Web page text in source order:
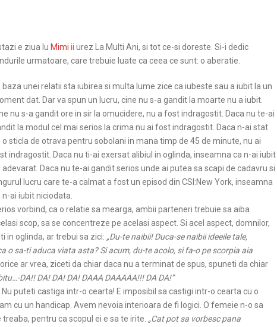
e ziua lu Mimi ii urez La Multi Ani, si tot ce-si doreste. Si-i dedic
urmatoare, care trebuie luate ca ceea ce sunt: o aberatie.
baza unei relatii sta iubirea si multa lume zice ca iubeste sau a iubit la un
dat. Dar va spun un lucru, cine nu s-a gandit la moarte nu a iubit.
nu s-a gandit ore in sir la omucidere, nu a fost indragostit. Daca nu te-ai
la modul cel mai serios la crima nu ai fost indragostit. Daca n-ai stat
o sticla de otrava pentru sobolani in mana timp de 45 de minute, nu ai
indragostit. Daca nu ti-ai exersat alibiul in oglinda, inseamna ca n-ai iubit
adevarat. Daca nu te-ai gandit serios unde ai putea sa scapi de cadavru si
lucru care te-a calmat a fost un episod din CSI:New York, inseamna
n-ai iubit niciodata.
vorbind, ca o relatie sa mearga, ambii parteneri trebuie sa aiba
scop, sa se concentreze pe acelasi aspect. Si acel aspect, domnilor,
in oglinda, ar trebui sa zici: „Du-te naibii! Duca-se naibii ideeile tale,
o sa-ti aduca viata asta? Si acum, du-te acolo, si fa-o pe scorpia aia
ar vrea, ziceti da chiar daca nu a terminat de spus, spuneti da chiar
DA!! DA! DA! DA! DAAA DAAAAA!!! DA DA!”
Nu puteti castiga intr-o cearta! E imposibil sa castigi intr-o cearta cu o
cu un handicap. Avem nevoia interioara de fi logici. O femeie n-o sa
pentru ca scopul ei e sa te irite. „Cat pot sa vorbesc pana